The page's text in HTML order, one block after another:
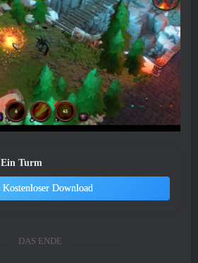
Ein Turm
Kostenloser Download
DAS ENDE